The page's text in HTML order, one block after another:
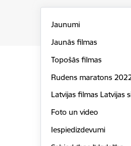
Jaunumi
Jaunās filmas
Topošās filmas
Rudens maratons
Latvijas filmas Latvijas
Foto un video
Iespiedizdevumi